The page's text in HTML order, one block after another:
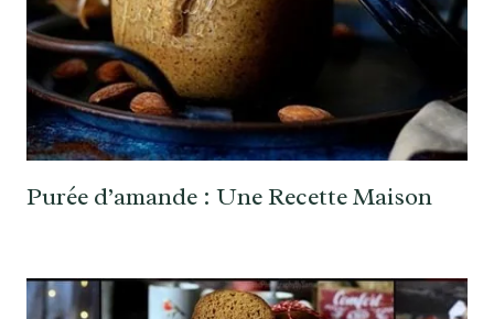
Purée d’amande : Une Recette Maison